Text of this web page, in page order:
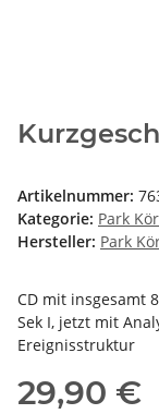
Artikelnummer:
Kategorie: Park
Hersteller: Park
CD mit insgesamt
Sek I, jetzt mit
Ereignisstruktur
29,90 €